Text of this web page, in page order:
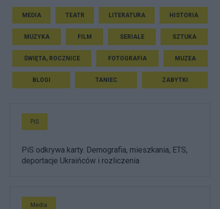
MEDIA TEATR LITERATURA HISTORIA
MUZYKA FILM SERIALE SZTUKA
ŚWIĘTA, ROCZNICE FOTOGRAFIA MUZEA
BLOGI TANIEC ZABYTKI
PiS
PiS odkrywa karty. Demografia, mieszkania, ETS,
deportacje Ukraińców i rozliczenia
Media